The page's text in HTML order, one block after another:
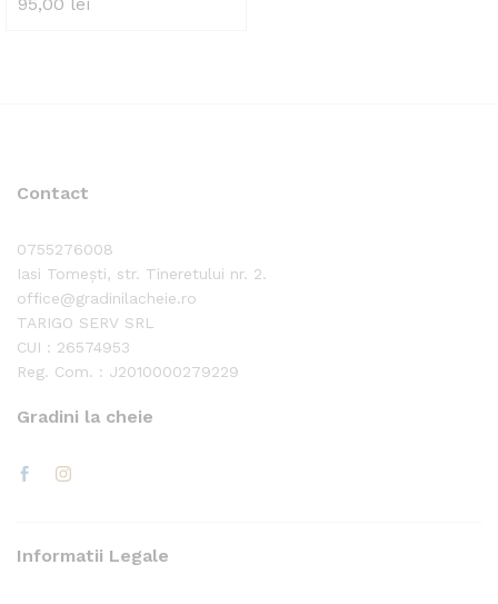
Contact
0755276008
Iasi Tomești, str. Tineretului nr. 2.
office@gradinilacheie.ro
TARIGO SERV SRL
CUI : 26574953
Reg. Com. : J2010000279229
Gradini la cheie
Informatii Legale